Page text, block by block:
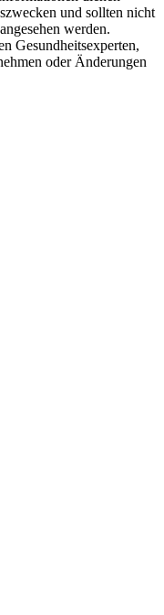
und sollten nicht
werden.
Gesundheitsexperten,
oder Änderungen